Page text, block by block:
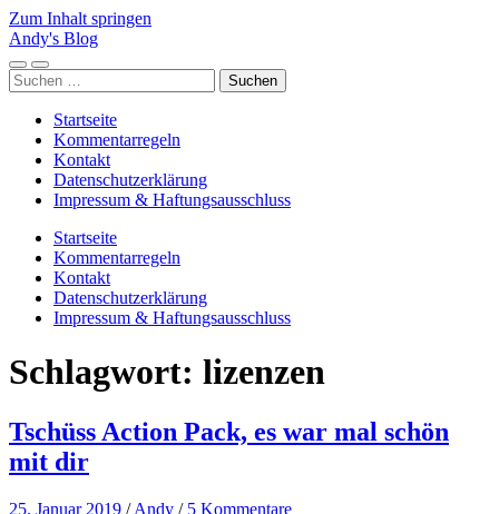
Zum Inhalt springen
Andy's Blog
Mobile-
Menü
Suchfeld
ein-/ausblenden
Suchen
nach:
Startseite
Kommentarregeln
Kontakt
Datenschutzerklärung
Impressum & Haftungsausschluss
Startseite
Kommentarregeln
Kontakt
Datenschutzerklärung
Impressum & Haftungsausschluss
Schlagwort: lizenzen
Tschüss Action Pack, es war mal schön
mit dir
25. Januar 2019 /Andy / 5 Kommentare